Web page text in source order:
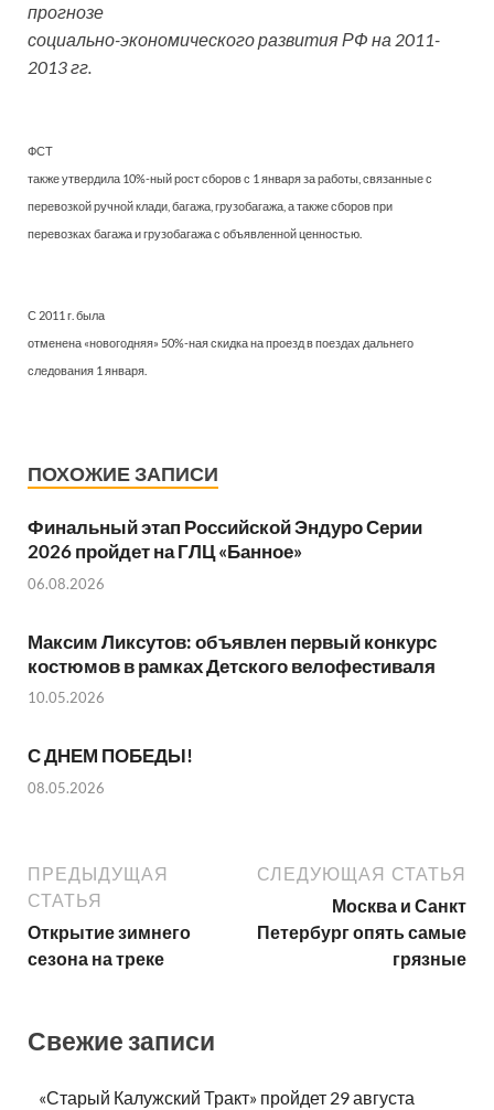
прогнозе
социально-экономического развития РФ на 2011-
2013 гг.
ФСТ
также утвердила 10%-ный рост сборов с 1 января за работы, связанные с
перевозкой ручной клади, багажа, грузобагажа, а также сборов при
перевозках багажа и грузобагажа с объявленной ценностью.
С 2011 г. была
отменена «новогодняя» 50%-ная скидка на проезд в поездах дальнего
следования 1 января.
ПОХОЖИЕ ЗАПИСИ
Финальный этап Российской Эндуро Серии
2026 пройдет на ГЛЦ «Банное»
06.08.2026
Максим Ликсутов: объявлен первый конкурс
костюмов в рамках Детского велофестиваля
10.05.2026
С ДНЕМ ПОБЕДЫ!
08.05.2026
ПРЕДЫДУЩАЯ
СТАТЬЯ
Открытие зимнего
сезона на треке
СЛЕДУЮЩАЯ СТАТЬЯ
Москва и Санкт
Петербург опять самые
грязные
Свежие записи
«Старый Калужский Тракт» пройдет 29 августа